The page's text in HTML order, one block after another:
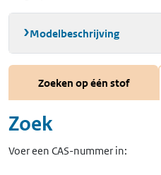
Modelbeschrijving
Zoeken op één stof
Zoek
Voer een CAS-nummer in: